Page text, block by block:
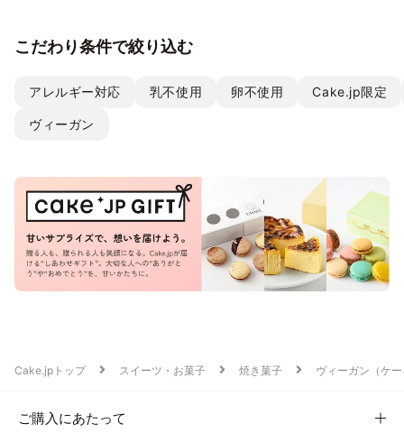
こだわり条件で絞り込む
アレルギー対応 乳不使用 卵不使用 Cake.jp限定
ヴィーガン
Cake.jpトップ スイーツ・お菓子 焼き菓子 ヴィーガン（ケ
ご購入にあたって